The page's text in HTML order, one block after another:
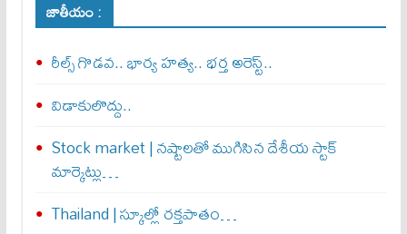
జాతీయం :
రీల్స్ గొడవ.. భార్య హత్య.. భర్త అరెస్ట్..
విడాకులొద్దు..
Stock market | నష్టాలతో ముగిసిన దేశీయ స్టాక్
మార్కెట్లు…
Thailand | స్కూల్లో రక్తపాతం…